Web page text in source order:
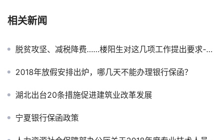
相关新闻
脱贫攻坚、减税降费……楼阳生对这几项工作提出要求-山西保函网
2018年放假安排出炉，哪几天不能办理银行保函？
湖北出台20条措施促进建筑业改革发展
宁夏银行保函政策